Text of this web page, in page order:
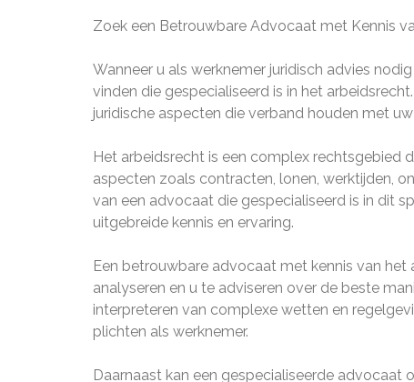
Zoek een Betrouwbare Advocaat met Kennis
Wanneer u als werknemer juridisch advies
vinden die gespecialiseerd is in het
juridische aspecten die verband houden met
Het arbeidsrecht is een complex rechtsgebied
aspecten zoals contracten, lonen, werktijden,
van een advocaat die gespecialiseerd is in dit
uitgebreide kennis en ervaring.
Een betrouwbare advocaat met kennis van
analyseren en u te adviseren over de beste
interpreteren van complexe wetten en
plichten als werknemer.
Daarnaast kan een gespecialiseerde advocaat